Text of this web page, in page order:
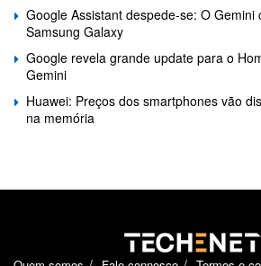
Google Assistant despede-se: O Gemini
Samsung Galaxy
Google revela grande update para o
Gemini
Huawei: Preços dos smartphones vão
na memória